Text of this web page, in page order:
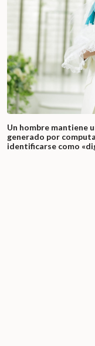
Un hombre mantiene
generado por
identificarse como